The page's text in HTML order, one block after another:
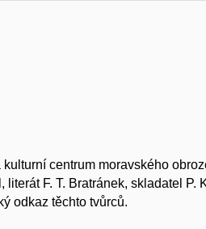
centrum moravského
F. T. Bratránek, skladatel P.
odkaz těchto tvůrců.